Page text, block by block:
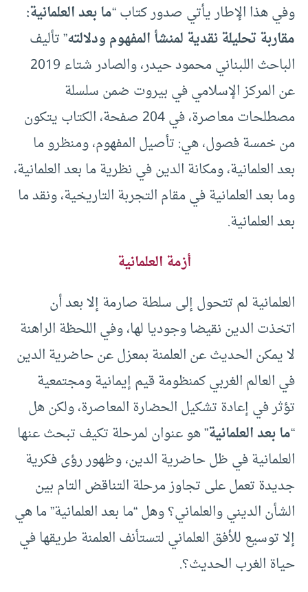
وفي هذا الإطار يأتي صدور كتاب “ما بعد العلمانية:
مقاربة تحليلة نقدية لمنشأ المفهوم ودلالته” تأليف
الباحث اللبناني محمود حيدر، والصادر شتاء 2019
عن المركز الإسلامي في بيروت ضمن سلسلة
مصطلحات معاصرة، في 204 صفحة، الكتاب يتكون
من خمسة فصول، هي: تأصيل المفهوم، ومنظرو ما
بعد العلمانية، ومكانة الدين في نظرية ما بعد العلمانية،
وما بعد العلمانية في مقام التجربة التاريخية، ونقد ما
بعد العلمانية.
أزمة العلمانية
العلمانية لم تتحول إلى سلطة صارمة إلا بعد أن
اتخذت الدين نقيضا وجوديا لها، وفي اللحظة الراهنة
لا يمكن الحديث عن العلمنة بمعزل عن حاضرية الدين
في العالم الغربي كمنظومة قيم إيمانية ومجتمعية
تؤثر في إعادة تشكيل الحضارة المعاصرة، ولكن هل
“ما بعد العلمانية” هو عنوان لمرحلة تكيف تبحث عنها
العلمانية في ظل حاضرية الدين، وظهور رؤى فكرية
جديدة تعمل على تجاوز مرحلة التناقض التام بين
الشأن الديني والعلماني؟ وهل “ما بعد العلمانية” ما هي
إلا توسيع للأفق العلماني لتستأنف العلمنة طريقها في
حياة الغرب الحديث؟.